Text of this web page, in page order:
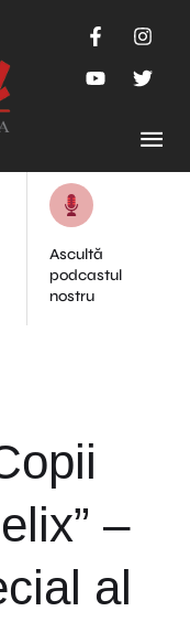
Ascultă
podcastul
nostru
–
al